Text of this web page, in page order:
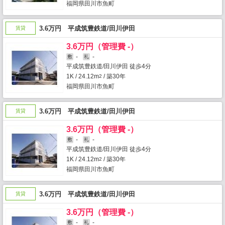
福岡県田川市魚町
賃貸 3.6万円 平成筑豊鉄道/田川伊田
3.6万円（管理費 -）
敷 - 礼
-
平成筑豊鉄道/田川伊田 徒歩4分
1K / 24.12m2 / 築30年
福岡県田川市魚町
賃貸 3.6万円 平成筑豊鉄道/田川伊田
3.6万円（管理費 -）
敷 - 礼
-
平成筑豊鉄道/田川伊田 徒歩4分
1K / 24.12m2 / 築30年
福岡県田川市魚町
賃貸 3.6万円 平成筑豊鉄道/田川伊田
3.6万円（管理費 -）
敷 - 礼 -